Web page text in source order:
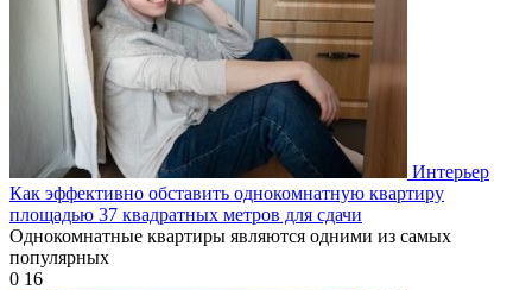
Интерьер
Как эффективно обставить однокомнатную квартиру
площадью 37 квадратных метров для сдачи
Однокомнатные квартиры являются одними из самых
популярных
0 16